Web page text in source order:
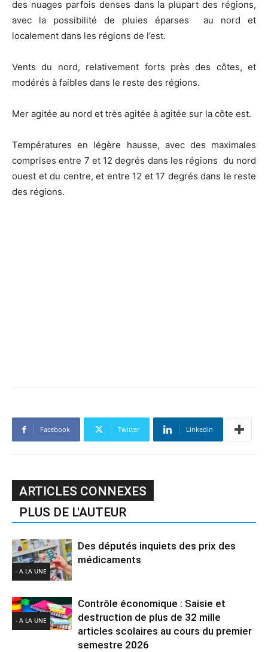
des nuages ​​parfois denses dans la plupart des régions,
avec la possibilité de pluies éparses au nord et
localement dans les régions de l’est.
Vents du nord, relativement forts près des côtes, et
modérés à faibles dans le reste des régions.
Mer agitée au nord et très agitée à agitée sur la côte est.
Températures en légère hausse, avec des maximales
comprises entre 7 et 12 degrés dans les régions du nord
ouest et du centre, et entre 12 et 17 degrés dans le reste
des régions.
Facebook Twitter Linkedin
ARTICLES CONNEXES
PLUS DE L'AUTEUR
- A LA UNE
Des députés inquiets des prix des
médicaments
- A LA UNE
Contrôle économique : Saisie et
destruction de plus de 32 mille
articles scolaires au cours du premier
semestre 2026